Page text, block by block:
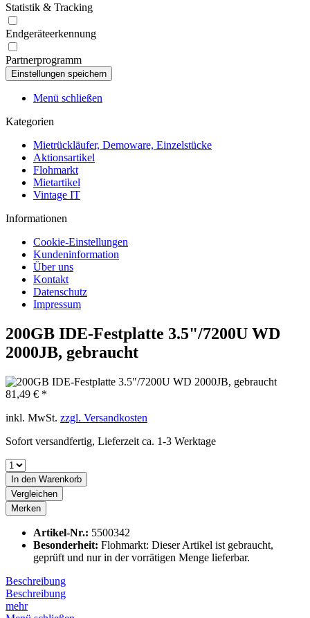
Statistik & Tracking
Endgeräteerkennung
Partnerprogramm
Menü schließen
Kategorien
Mietrückläufer, Demoware, Einzelstücke
Aktionsartikel
Flohmarkt
Mietartikel
Vintage IT
Informationen
Cookie-Einstellungen
Kundeninformation
Über uns
Kontakt
Datenschutz
Impressum
200GB IDE-Festplatte 3.5"/7200U WD
2000JB, gebraucht
81,49 € *
inkl. MwSt. zzgl. Versandkosten
Sofort versandfertig, Lieferzeit ca. 1-3 Werktage
In den Warenkorb
Vergleichen
Merken
Artikel-Nr.: 5500342
Besonderheit: Flohmarkt: Dieser Artikel ist gebraucht,
geprüft und nur in der vorrätigen Menge lieferbar.
Beschreibung
Beschreibung
mehr